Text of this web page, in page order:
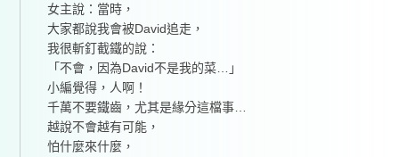
女主說：當時，
大家都說我會被David追走，
我很斬釘截鐵的說：
「不會，因為David不是我的菜…」
小編覺得，人啊！
千萬不要鐵齒，尤其是緣分這檔事…
越說不會越有可能，
怕什麼來什麼，